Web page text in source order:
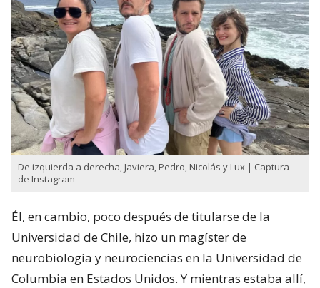
De izquierda a derecha, Javiera, Pedro, Nicolás y Lux | Captura
de Instagram
Él, en cambio, poco después de titularse de la
Universidad de Chile, hizo un magíster de
neurobiología y neurociencias en la Universidad de
Columbia en Estados Unidos. Y mientras estaba allí,